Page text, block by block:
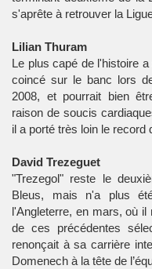
s'aprête à retrouver la
Lilian Thuram
Le plus capé de l'histoire
coincé sur le banc lors
2008, et pourrait bien
raison de soucis
il a porté très loin le record
David Trezeguet
"Trezegol" reste le
Bleus, mais n'a plus
l'Angleterre, en mars, où
de ces précédentes
renonçait à sa carrière
Domenech à la tête de